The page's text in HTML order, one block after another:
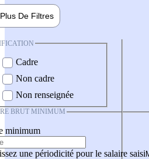
Plus De Filtres
Cadre
Non cadre
Non renseignée
BRUT MINIMUM
minimum
une périodicité pour le salaire saisi